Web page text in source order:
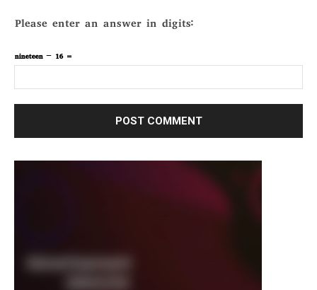
Please enter an answer in digits:
nineteen − 16 =